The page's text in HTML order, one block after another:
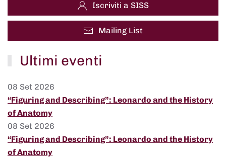
Iscriviti a SISS
Mailing List
Ultimi eventi
08 Set 2026
“Figuring and Describing”: Leonardo and the History
of Anatomy
08 Set 2026
“Figuring and Describing”: Leonardo and the History
of Anatomy